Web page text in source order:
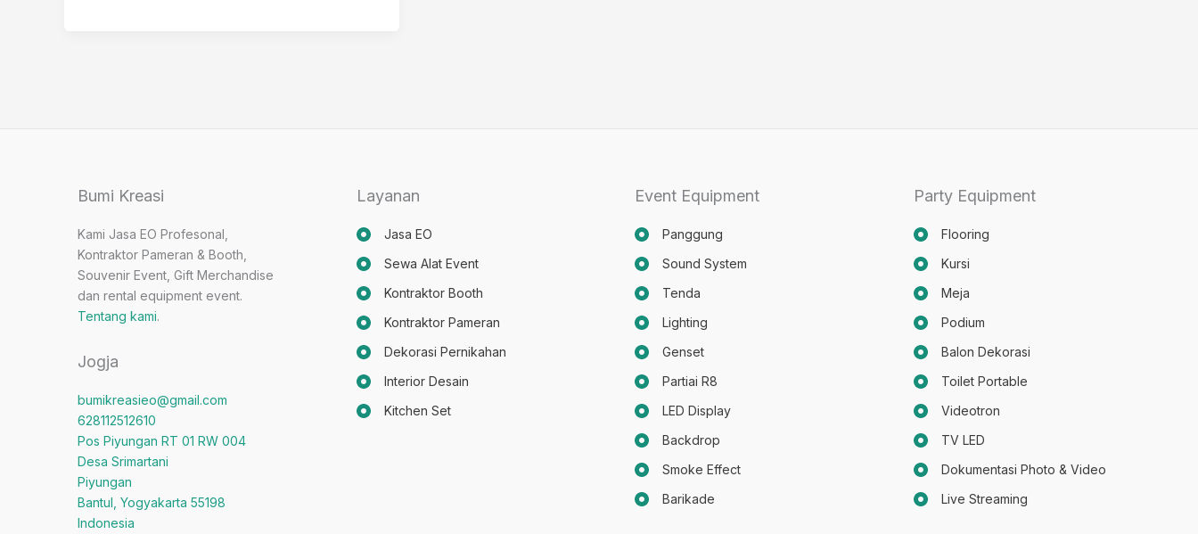
Recommended?
Ahlinya
Bumi Kreasi
Kami Jasa EO Profesonal,
Kontraktor Pameran & Booth,
Souvenir Event, Gift Merchandise
dan rental equipment event.
Tentang kami.
Jogja
bumikreasieo@gmail.com
628112512610
Pos Piyungan RT 01 RW 004
Desa Srimartani
Piyungan
Bantul Yogyakarta 55198
Indonesia
Layanan
Jasa EO
Sewa Alat Event
Kontraktor Booth
Kontraktor Pameran
Dekorasi Pernikahan
Interior Desain
Kitchen Set
Event Equipment
Panggung
Sound System
Tenda
Lighting
Genset
Partiai R8
LED Display
Backdrop
Smoke Effect
Barikade
Party Equipment
Flooring
Kursi
Meja
Podium
Balon Dekorasi
Toilet Portable
Videotron
TV LED
Dokumentasi Photo & Video
Live Streaming